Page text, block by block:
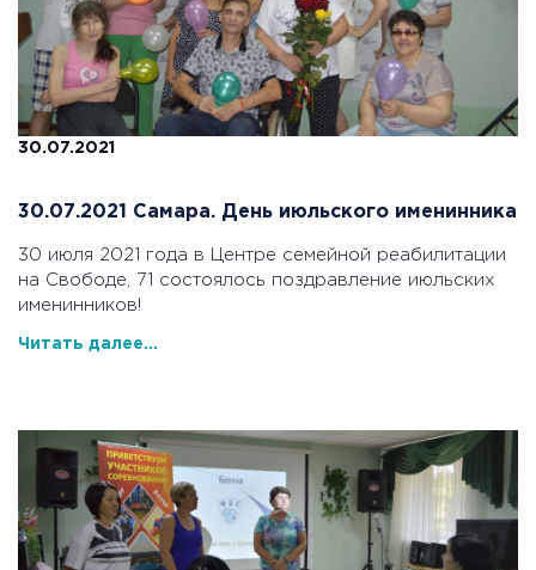
30.07.2021
30.07.2021 Самара. День июльского именинника
30 июля 2021 года в Центре семейной реабилитации
на Свободе, 71 состоялось поздравление июльских
именинников!
Читать далее...